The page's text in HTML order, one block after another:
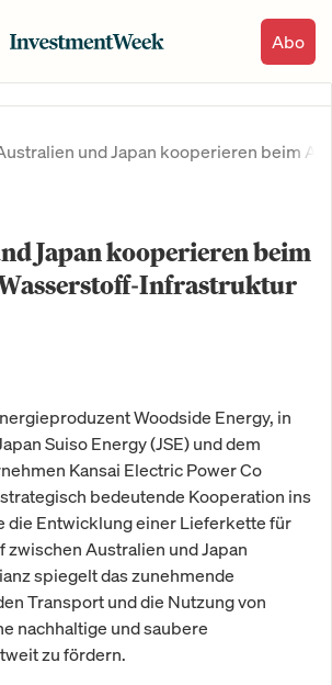
Abo
und Japan kooperieren beim
Japan kooperieren beim
Infrastruktur
Woodside Energy, in
Suiso Energy (JSE) und dem
Kansai Electric Power Co
bedeutende Kooperation ins
die Entwicklung einer Lieferkette für
Australien und Japan
spiegelt das zunehmende
Transport und die Nutzung von
nachhaltige und saubere
zu fördern.